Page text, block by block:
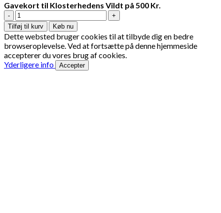
Gavekort til Klosterhedens Vildt på 500 Kr.
Gavekort
til
Klosterhedens
Vildt
på
500
Kr.
Tilføj til kurv Køb nu
Dette websted bruger cookies til at tilbyde dig en bedre
browseroplevelse. Ved at fortsætte på denne hjemmeside
accepterer du vores brug af cookies.
Yderligere info
Accepter